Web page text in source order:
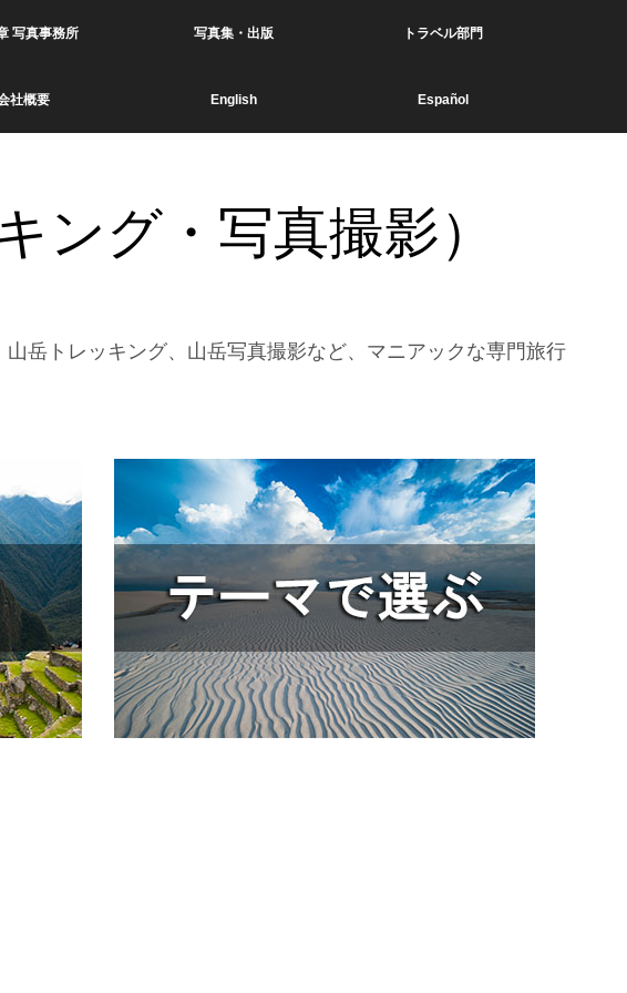
写真事務所 写真集・出版 トラベル部門
社概要 English Español
ング・写真撮影）
岳トレッキング、山岳写真撮影など、マニアックな専門旅行